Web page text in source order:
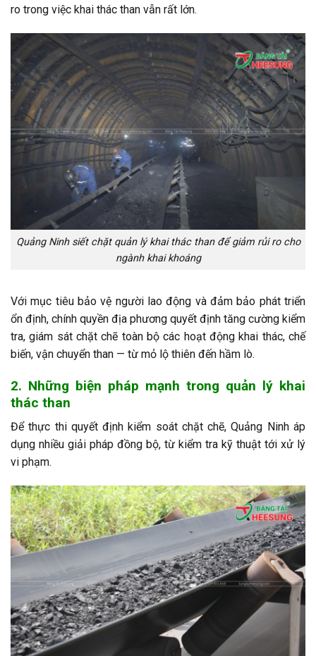
ro trong việc khai thác than vẫn rất lớn.
Quảng Ninh siết chặt quản lý khai thác than để giảm rủi ro cho
ngành khai khoáng
Với mục tiêu bảo vệ người lao động và đảm bảo phát triển
ổn định, chính quyền địa phương quyết định tăng cường kiểm
tra, giám sát chặt chẽ toàn bộ các hoạt động khai thác, chế
biến, vận chuyển than — từ mỏ lộ thiên đến hầm lò.
2. Những biện pháp mạnh trong quản lý khai
thác than
Để thực thi quyết định kiểm soát chặt chẽ, Quảng Ninh áp
dụng nhiều giải pháp đồng bộ, từ kiểm tra kỹ thuật tới xử lý
vi phạm.